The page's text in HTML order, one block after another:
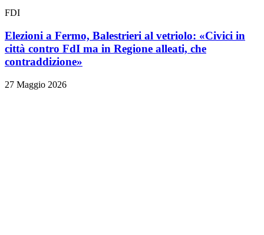
FDI
Elezioni a Fermo, Balestrieri al vetriolo: «Civici in
città contro FdI ma in Regione alleati, che
contraddizione»
27 Maggio 2026